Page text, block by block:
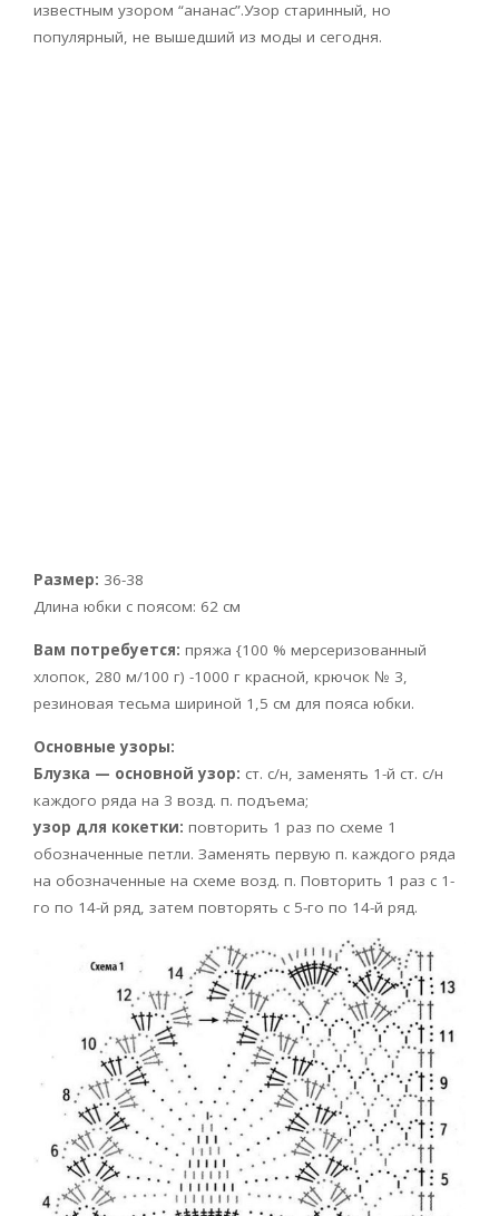
известным узором “ананас”.Узор старинный, но
популярный, не вышедший из моды и сегодня.
Размер: 36-38
Длина юбки с поясом: 62 см
Вам потребуется: пряжа {100 % мерсеризованный
хлопок, 280 м/100 г) -1000 г красной, крючок № 3,
резиновая тесьма шириной 1,5 см для пояса юбки.
Основные узоры:
Блузка — основной узор: ст. с/н, заменять 1-й ст. с/н
каждого ряда на 3 возд. п. подъема;
узор для кокетки: повторить 1 раз по схеме 1
обозначенные петли. Заменять первую п. каждого ряда
на обозначенные на схеме возд. п. Повторить 1 раз с 1-
го по 14-й ряд, затем повторять с 5-го по 14-й ряд.